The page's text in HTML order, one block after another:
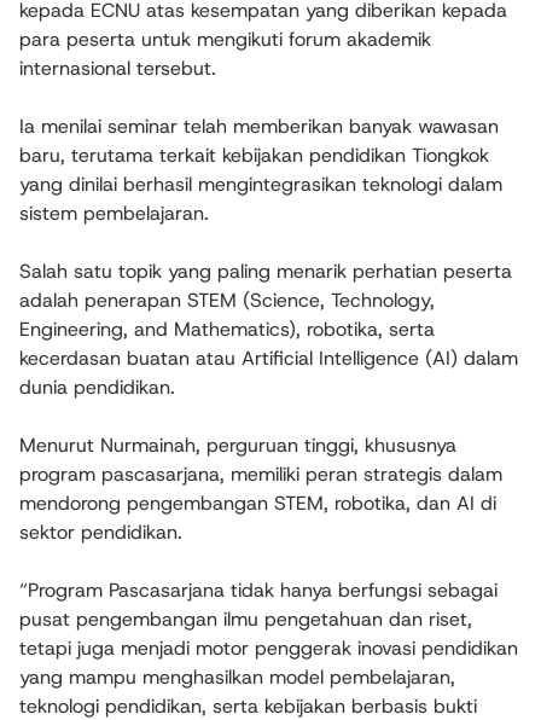
kepada ECNU atas kesempatan yang diberikan kepada
para peserta untuk mengikuti forum akademik
internasional tersebut.
Ia menilai seminar telah memberikan banyak wawasan
baru, terutama terkait kebijakan pendidikan Tiongkok
yang dinilai berhasil mengintegrasikan teknologi dalam
sistem pembelajaran.
Salah satu topik yang paling menarik perhatian peserta
adalah penerapan STEM (Science, Technology,
Engineering, and Mathematics), robotika, serta
kecerdasan buatan atau Artificial Intelligence (AI) dalam
dunia pendidikan.
Menurut Nurmainah, perguruan tinggi, khususnya
program pascasarjana, memiliki peran strategis dalam
mendorong pengembangan STEM, robotika, dan AI di
sektor pendidikan.
“Program Pascasarjana tidak hanya berfungsi sebagai
pusat pengembangan ilmu pengetahuan dan riset,
tetapi juga menjadi motor penggerak inovasi pendidikan
yang mampu menghasilkan model pembelajaran,
teknologi pendidikan, serta kebijakan berbasis bukti